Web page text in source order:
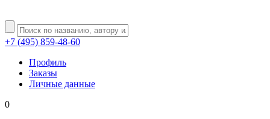
+7 (495) 859-48-60
Профиль
Заказы
Личные данные
0